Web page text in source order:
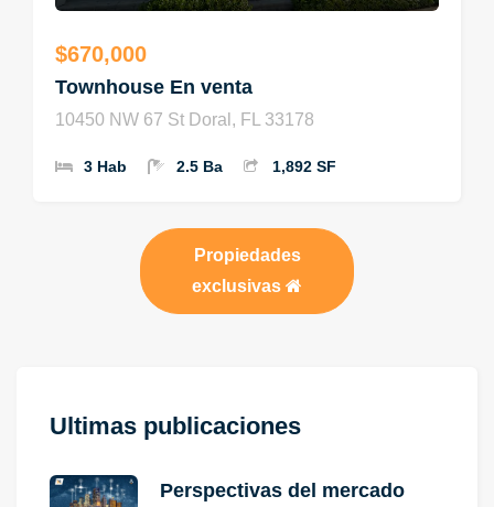
$670,000
Townhouse En venta
10450 NW 67 St Doral, FL 33178
3 Hab 2.5 Ba 1,892 SF
Propiedades
exclusivas
Ultimas publicaciones
Perspectivas del mercado